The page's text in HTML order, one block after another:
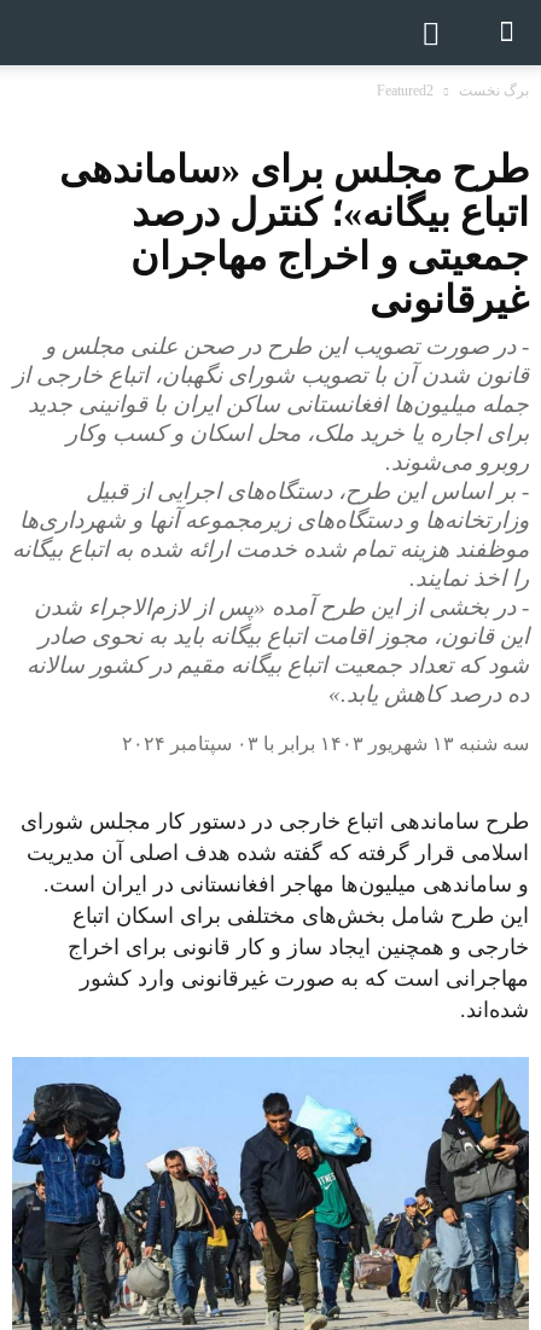
برگ نخست Featured2
طرح مجلس برای «ساماندهی
اتباع بیگانه»؛ کنترل درصد
جمعیتی و اخراج مهاجران
غیرقانونی
- در صورت تصویب این طرح در صحن علنی مجلس و
قانون شدن آن با تصویب شورای نگهبان، اتباع خارجی از
جمله میلیون‌ها افغانستانی ساکن ایران با قوانینی جدید
برای اجاره یا خرید ملک، محل اسکان و کسب‌ وکار
روبرو می‌شوند.
- بر اساس این طرح، دستگاه‌های اجرایی از قبیل
وزارتخانه‌ها و دستگاه‌های زیرمجموعه آنها و شهرداری‌ها
موظفند هزینه تمام شده خدمت ارائه شده به اتباع بیگانه
را اخذ نمایند.
- در بخشی از این طرح آمده «پس از لازم‌الاجراء شدن
این قانون، مجوز اقامت اتباع بیگانه باید به نحوی صادر
شود که تعداد جمعیت اتباع بیگانه مقیم در کشور سالانه
ده درصد کاهش یابد.»
سه شنبه ۱۳ شهریور ۱۴۰۳ برابر با ۰۳ سپتامبر ۲۰۲۴
طرح ساماندهی اتباع خارجی در دستور کار مجلس شورای
اسلامی قرار گرفته که گفته شده هدف اصلی آن مدیریت
و ساماندهی میلیون‌ها مهاجر افغانستانی در ایران است.
این طرح شامل بخش‌های مختلفی برای اسکان اتباع
خارجی و همچنین ایجاد ساز و کار قانونی برای اخراج
مهاجرانی است که به صورت غیرقانونی وارد کشور
شده‌اند.